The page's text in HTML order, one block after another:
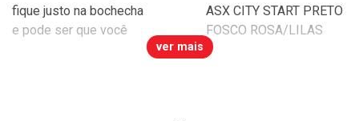
fique justo na bochecha
e pode ser que você
ASX CITY START PRETO
FOSCO ROSA/LILAS
ver mais